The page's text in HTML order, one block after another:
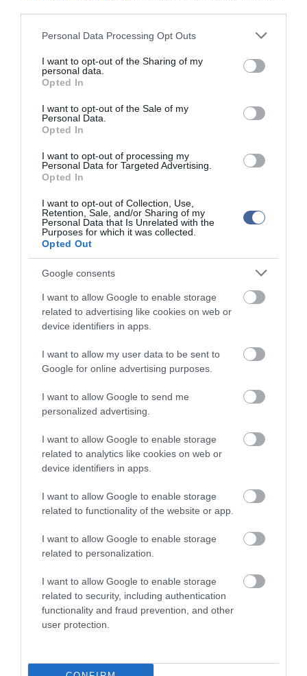
Please note that this website/app uses one or more Google
not limited to your visit or usage behaviour. You may click to
grant or deny consent to Google and its third-party tags to
use your data for below specified purposes in below Google
consent section.
Personal Data Processing Opt Outs
I want to opt-out of the Sharing of my
personal data.
Opted In
I want to opt-out of the Sale of my
Personal Data.
Opted In
I want to opt-out of processing my
Personal Data for Targeted Advertising.
Opted In
I want to opt-out of Collection, Use,
Retention, Sale, and/or Sharing of my
Personal Data that Is Unrelated with the
Purposes for which it was collected.
Opted Out
Google consents
I want to allow Google to enable storage
related to advertising like cookies on web or
device identifiers in apps.
I want to allow my user data to be sent to
Google for online advertising purposes.
I want to allow Google to send me
personalized advertising.
I want to allow Google to enable storage
related to analytics like cookies on web or
device identifiers in apps.
I want to allow Google to enable storage
related to functionality of the website or app.
I want to allow Google to enable storage
related to personalization.
I want to allow Google to enable storage
related to security, including authentication
functionality and fraud prevention, and other
user protection.
Izrael hétfőn egyezett bele, hogy az egyiptomi hadsereg növelje a
elharapódzó erőszak megfékezésére. Az Egyiptom és Izrael
közötti 1979-es békemegállapodás szerint a zsidó államnak is jóvá
kell hagynia a Kairó által ellenőrzött félszigeten tartózkodó katonai
Kapcsolódó írások:
Az EU felszólítja Egyiptomot
Törökország nem ismeri el az új egyiptomi kormányt
Spiegel: Egyiptom a kormányozhatatlanság szélére jutott
Kairóban halálos áldozatokat is követeltek az összecsapások
Egyiptomi fordulat - Újabb tüntetések várhatók Kairóban
Ez történt Egyiptomban-Összefoglaló
Egyiptom - Washingtont is nyugtalanítják a letartóztatások
Figyelem! A cikkhez hozzáfűzött hozzászólások nem a ma.hu network nézeteit
tükrözik. A szerkesztőség mindössze a hírek publikációjával foglalkozik, a
kommenteket nem tudja befolyásolni - azok az olvasók személyes véleményét
Kérjük, kulturáltan, mások személyiségi jogainak és jó hírnevének tiszteletben
tartásával kommenteljenek!
ma.hu legfrissebb hírei:
Második világháborús MG-42 géppuskát emeltek ki a